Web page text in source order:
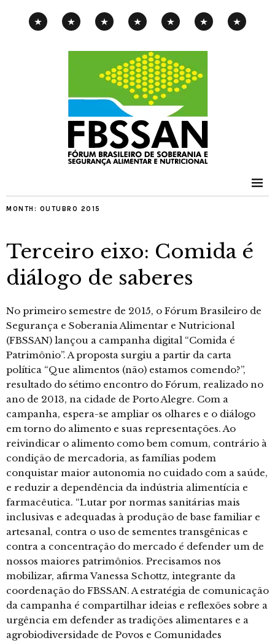
MONTH: OUTUBRO 2015
Terceiro eixo: Comida é
diálogo de saberes
No primeiro semestre de 2015, o Fórum Brasileiro de
Segurança e Soberania Alimentar e Nutricional
(FBSSAN) lançou a campanha digital “Comida é
Patrimônio”. A proposta surgiu a partir da carta
política “Que alimentos (não) estamos comendo?”,
resultado do sétimo encontro do Fórum, realizado no
ano de 2013, na cidade de Porto Alegre. Com a
campanha, espera-se ampliar os olhares e o diálogo
em torno do alimento e suas representações. Ao
reivindicar o alimento como bem comum, contrário à
condição de mercadoria, as famílias podem
conquistar maior autonomia no cuidado com a saúde,
e reduzir a dependência da indústria alimentícia e
farmacêutica. “Lutar por normas sanitárias mais
inclusivas e adequadas à produção de base familiar e
artesanal, contra o uso de sementes transgênicas e
contra a concentração do mercado é defender um de
nossos maiores patrimônios. Precisamos nos
mobilizar, afirma Vanessa Schottz, integrante da
coordenação do FBSSAN. A estratégia de comunicação
da campanha é compartilhar ideias e reflexões sobre a
urgência em defender as tradições alimentares e a
agrobiodiversidade de Povos e Comunidades